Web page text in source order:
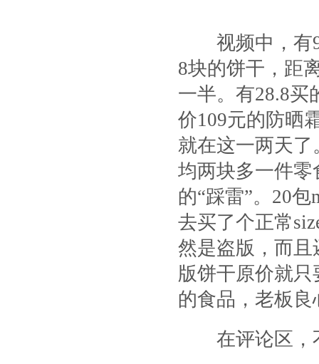
视频中，有
8块的饼干，距
一半。有28.8买
价109元的防晒
就在这一两天
均两块多一件零
的“踩雷”。20
去买了个正常
然是盗版，而
版饼干原价就只
的食品，老板良
在评论区，不